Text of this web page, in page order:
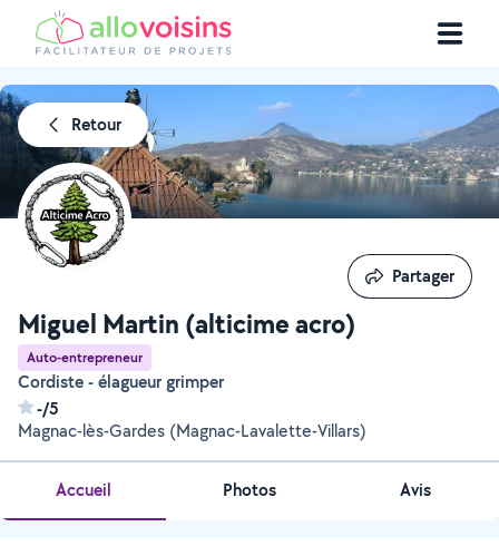
Retour
Miguel Martin (alticime acro)
Auto-entrepreneur
Cordiste - élagueur grimper
-/5
Magnac-lès-Gardes (Magnac-Lavalette-Villars)
Partager
Partager
Accueil Photos Avis